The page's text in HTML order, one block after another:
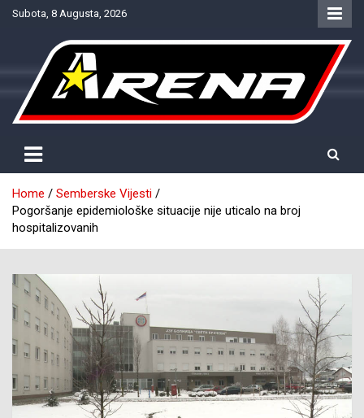
SkipSubota, 8 Augusta, 2026
NTV Arena
Home
Semberske Vijesti
Pogoršanje epidemiološke situacije nije uticalo na broj
hospitalizovanih